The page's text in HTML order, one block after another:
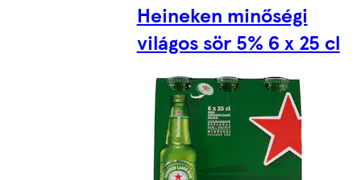
Heineken minőségi
világos sör 5% 6 x 25 cl